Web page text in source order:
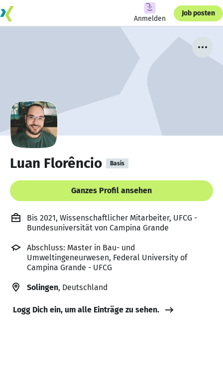
Anmelden
Job posten
Luan Florêncio Basis
Ganzes Profil ansehen
Bis 2021, Wissenschaftlicher Mitarbeiter, UFCG -
Bundesuniversität von Campina Grande
Abschluss: Master in Bau- und
Umweltingeneurwesen, Federal University of
Campina Grande - UFCG
Solingen, Deutschland
Logg Dich ein, um alle Einträge zu sehen.